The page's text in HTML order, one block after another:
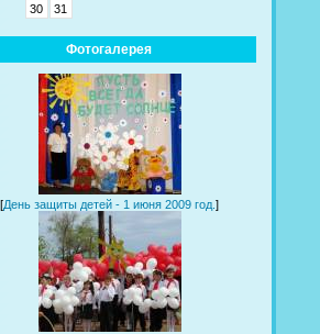
30
31
Фотогалерея
[День защиты детей - 1 июня 2009 год. ]